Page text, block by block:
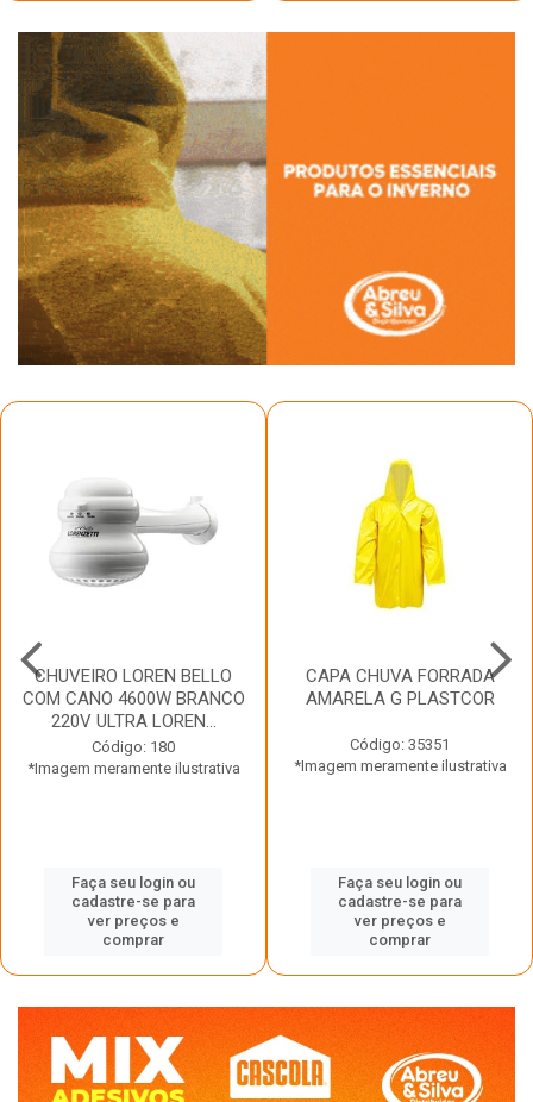
CHUVEIRO LOREN BELLO
COM CANO 4600W BRANCO
220V ULTRA LOREN...
Código: 180
*Imagem meramente ilustrativa
Faça seu login ou
cadastre-se para
ver preços e
comprar
CAPA CHUVA FORRADA
AMARELA G PLASTCOR
Código: 35351
*Imagem meramente ilustrativa
Faça seu login ou
cadastre-se para
ver preços e
comprar